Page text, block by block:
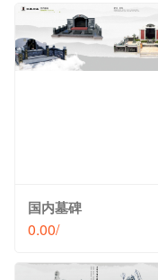
国内墓碑
0.00/